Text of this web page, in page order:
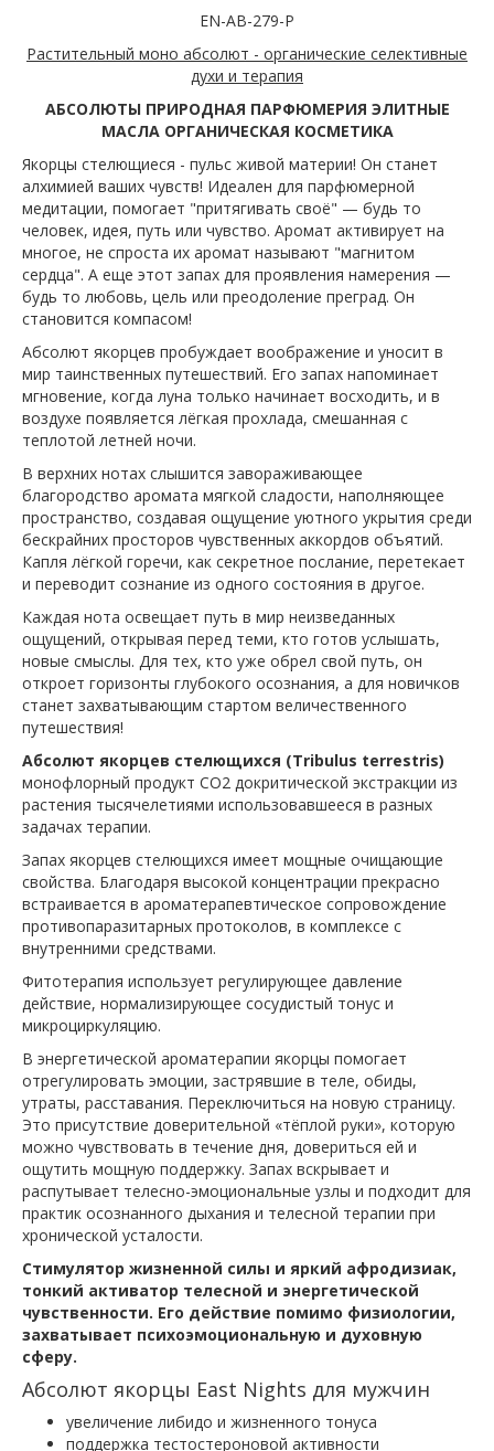
EN-AB-279-P
Растительный моно абсолют - органические селективные
духи и терапия
АБСОЛЮТЫ ПРИРОДНАЯ ПАРФЮМЕРИЯ ЭЛИТНЫЕ
МАСЛА ОРГАНИЧЕСКАЯ КОСМЕТИКА
Якорцы стелющиеся - пульс живой материи! Он станет
алхимией ваших чувств! Идеален для парфюмерной
медитации, помогает "притягивать своё" — будь то
человек, идея, путь или чувство. Аромат активирует на
многое, не спроста их аромат называют "магнитом
сердца". А еще этот запах для проявления намерения —
будь то любовь, цель или преодоление преград. Он
становится компасом!
Абсолют якорцев пробуждает воображение и уносит в
мир таинственных путешествий. Его запах напоминает
мгновение, когда луна только начинает восходить, и в
воздухе появляется лёгкая прохлада, смешанная с
теплотой летней ночи.
В верхних нотах слышится завораживающее
благородство аромата мягкой сладости, наполняющее
пространство, создавая ощущение уютного укрытия среди
бескрайних просторов чувственных аккордов объятий.
Капля лёгкой горечи, как секретное послание, перетекает
и переводит сознание из одного состояния в другое.
Каждая нота освещает путь в мир неизведанных
ощущений, открывая перед теми, кто готов услышать,
новые смыслы. Для тех, кто уже обрел свой путь, он
откроет горизонты глубокого осознания, а для новичков
станет захватывающим стартом величественного
путешествия!
Абсолют якорцев стелющихся (Tribulus terrestris)
монофлорный продукт СО2 докритической экстракции из
растения тысячелетиями использовавшееся в разных
задачах терапии.
Запах якорцев стелющихся имеет мощные очищающие
свойства. Благодаря высокой концентрации прекрасно
встраивается в ароматерапевтическое сопровождение
противопаразитарных протоколов, в комплексе с
внутренними средствами.
Фитотерапия использует регулирующее давление
действие, нормализирующее сосудистый тонус и
микроциркуляцию.
В энергетической ароматерапии якорцы помогает
отрегулировать эмоции, застрявшие в теле, обиды,
утраты, расставания. Переключиться на новую страницу.
Это присутствие доверительной «тёплой руки», которую
можно чувствовать в течение дня, довериться ей и
ощутить мощную поддержку. Запах вскрывает и
распутывает телесно-эмоциональные узлы и подходит для
практик осознанного дыхания и телесной терапии при
хронической усталости.
Cтимулятор жизненной силы и яркий афродизиак,
тонкий активатор телесной и энергетической
чувственности. Его действие помимо физиологии,
захватывает психоэмоциональную и духовную
сферу.
Абсолют якорцы East Nights для мужчин
увеличение либидо и жизненного тонуса
поддержка тестостероновой активности